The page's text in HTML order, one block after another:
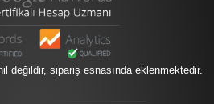
değildir, sipariş esnasında eklenmektedir.